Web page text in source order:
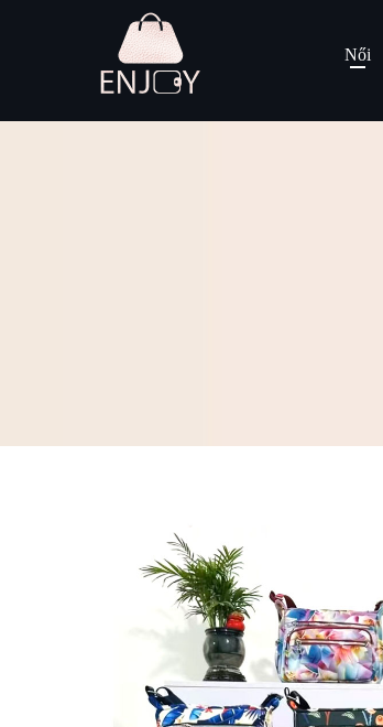
Női